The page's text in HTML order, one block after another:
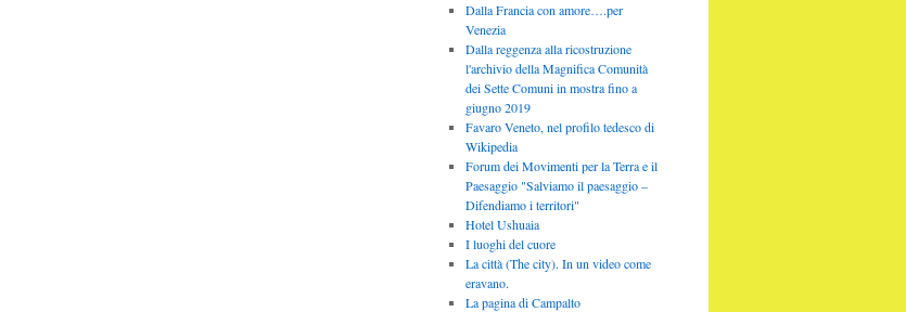
Dalla Francia con amore….per
Venezia
Dalla reggenza alla ricostruzione
l'archivio della Magnifica Comunità
dei Sette Comuni in mostra fino a
giugno 2019
Favaro Veneto, nel profilo tedesco di
Wikipedia
Forum dei Movimenti per la Terra e il
Paesaggio "Salviamo il paesaggio –
Difendiamo i territori"
Hotel Ushuaia
I luoghi del cuore
La città (The city). In un video come
eravano.
La pagina di Campalto